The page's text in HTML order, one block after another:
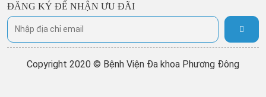
ĐĂNG KÝ ĐỂ NHẬN ƯU ĐÃI
Copyright 2020 © Bệnh Viện Đa khoa Phương Đông